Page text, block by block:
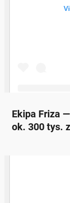
Ekipa Friza
ok. 300 tys.